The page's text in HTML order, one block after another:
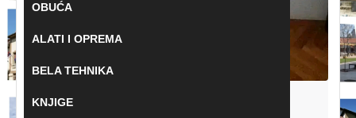
OBUĆA
ALATI I OPREMA
BELA TEHNIKA
KNJIGE